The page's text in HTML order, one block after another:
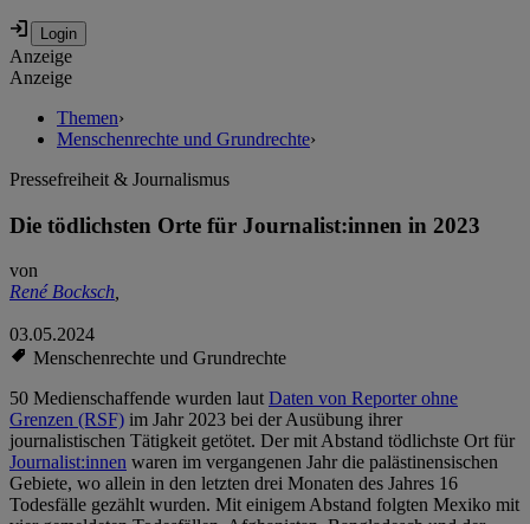
Anzeige
Anzeige
Themen›
Menschenrechte und Grundrechte›
Pressefreiheit & Journalismus
Die tödlichsten Orte für Journalist:innen in 2023
von
René Bocksch,
03.05.2024
Menschenrechte und Grundrechte
50 Medienschaffende wurden lautDaten von Reporter ohne
Grenzen (RSF) im Jahr 2023 bei der Ausübung ihrer
journalistischen Tätigkeit getötet. Der mit Abstand tödlichste Ort für
Journalist:innen waren im vergangenen Jahr die palästinensischen
Gebiete, wo allein in den letzten drei Monaten des Jahres 16
Todesfälle gezählt wurden. Mit einigem Abstand folgten Mexiko mit